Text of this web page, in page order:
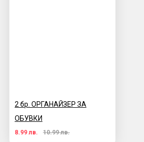
2 бр. ОРГАНАЙЗЕР ЗА
ОБУВКИ
8.99 лв. 10.99 лв.